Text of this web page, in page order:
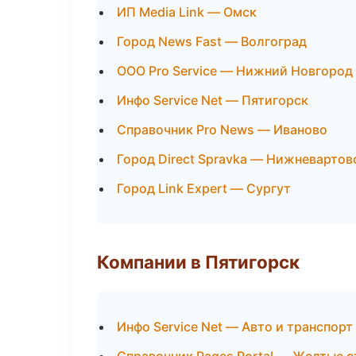
ИП Media Link — Омск
Город News Fast — Волгоград
ООО Pro Service — Нижний Новгород
Инфо Service Net — Пятигорск
Справочник Pro News — Иваново
Город Direct Spravka —
Город Link Expert — Сургут
Компании в Пятигорск
Инфо Service Net — Авто и транспорт